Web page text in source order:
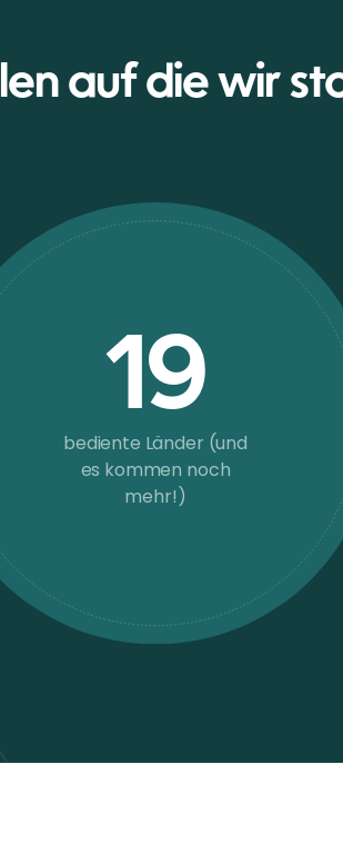
auf die wir
19
bediente Länder (und
es kommen noch
mehr!)